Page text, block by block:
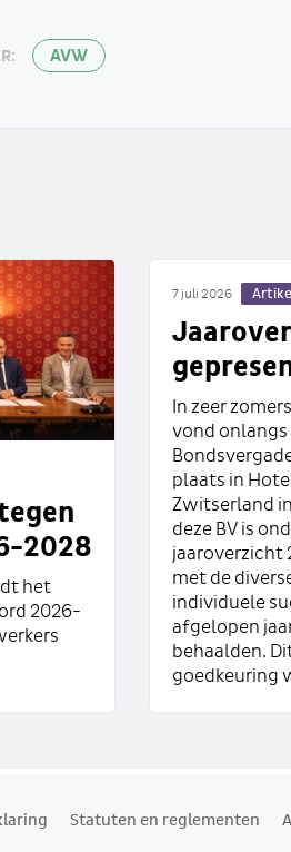
AVW
2028
het
2026-
7 juli 2026
In zeer
vond onlangs
plaats in
Zwitserland
deze BV is
jaaroverzicht
met de
individuele
afgelopen
behaalden.
goedkeuring
Statuten en reglementen